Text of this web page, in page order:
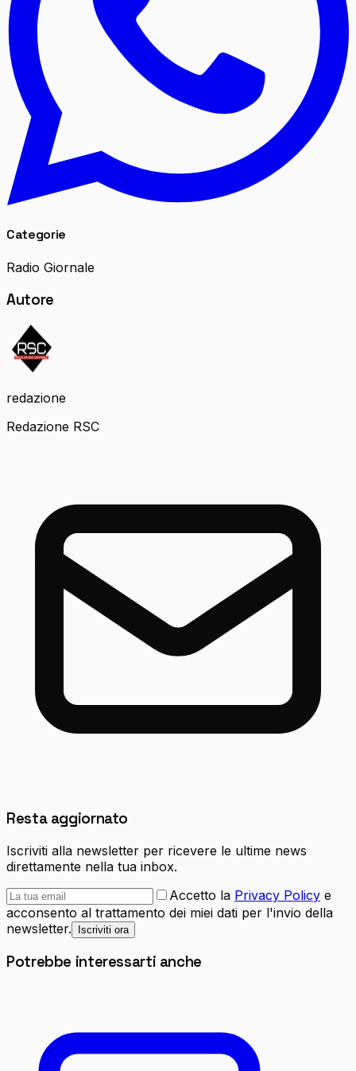
Categorie
Radio Giornale
Autore
redazione
Redazione RSC
Resta aggiornato
Iscriviti alla newsletter per ricevere le ultime news
direttamente nella tua inbox.
Accetto la Privacy Policy e
acconsento al trattamento dei miei dati per l'invio della
newsletter.
Iscriviti ora
Potrebbe interessarti anche